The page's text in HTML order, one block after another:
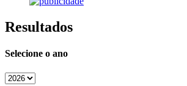
Resultados
Selecione o ano